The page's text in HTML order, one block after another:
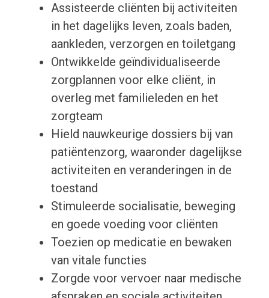
Assisteerde cliënten bij activiteiten
in het dagelijks leven, zoals baden,
aankleden, verzorgen en toiletgang
Ontwikkelde geïndividualiseerde
zorgplannen voor elke cliënt, in
overleg met familieleden en het
zorgteam
Hield nauwkeurige dossiers bij van
patiëntenzorg, waaronder dagelijkse
activiteiten en veranderingen in de
toestand
Stimuleerde socialisatie, beweging
en goede voeding voor cliënten
Toezien op medicatie en bewaken
van vitale functies
Zorgde voor vervoer naar medische